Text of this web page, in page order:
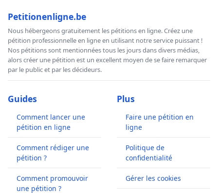
Petitionenligne.be
Nous hébergeons gratuitement les pétitions en ligne. Créez une
pétition professionnelle en ligne en utilisant notre service puissant !
Nos pétitions sont mentionnées tous les jours dans divers médias,
alors créer une pétition est un excellent moyen de se faire remarquer
par le public et par les décideurs.
Guides
Comment lancer une
pétition en ligne
Comment rédiger une
pétition ?
Comment promouvoir
une pétition ?
Plus
Faire une pétition en
ligne
Politique de
confidentialité
Gérer les cookies